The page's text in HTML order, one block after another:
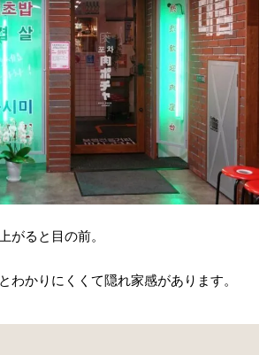
がると目の前。
わかりにくくて隠れ家感があります。